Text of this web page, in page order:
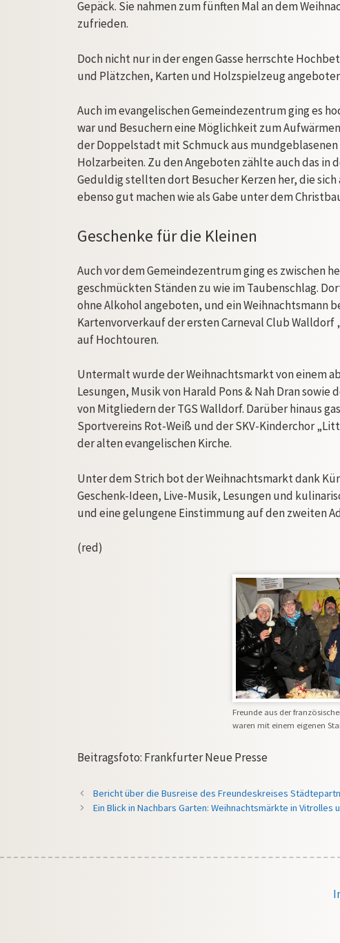
Gepäck. Sie nahmen zum fünften Mal an dem
zufrieden.
Doch nicht nur in der engen Gasse herrschte
und Plätzchen, Karten und Holzspielzeug
Auch im evangelischen Gemeindezentrum ging es
war und Besuchern eine Möglichkeit zum
der Doppelstadt mit Schmuck aus
Holzarbeiten. Zu den Angeboten zählte auch das in
Geduldig stellten dort Besucher Kerzen her, die
ebenso gut machen wie als Gabe unter dem
Geschenke für die Kleinen
Auch vor dem Gemeindezentrum ging es zwischen
geschmückten Ständen zu wie im Taubenschlag.
ohne Alkohol angeboten, und ein Weihnachtsmann
Kartenvorverkauf der ersten Carneval Club
auf Hochtouren.
Untermalt wurde der Weihnachtsmarkt von einem
Lesungen, Musik von Harald Pons & Nah Dran
von Mitgliedern der TGS Walldorf. Darüber hinaus
Sportvereins Rot-Weiß und der SKV-Kinderchor
der alten evangelischen Kirche.
Unter dem Strich bot der Weihnachtsmarkt dank
Geschenk-Ideen, Live-Musik, Lesungen und
und eine gelungene Einstimmung auf den zweiten
(red)
Freunde aus der
waren mit einem eigenen
Beitragsfoto: Frankfurter Neue Presse
Bericht über die Busreise des Freundeskreises
Ein Blick in Nachbars Garten: Weihnachtsmärkte in Vitrolles